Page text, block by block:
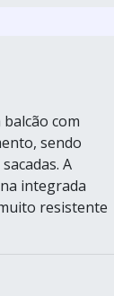
com
sendo
A
integrada
resistente